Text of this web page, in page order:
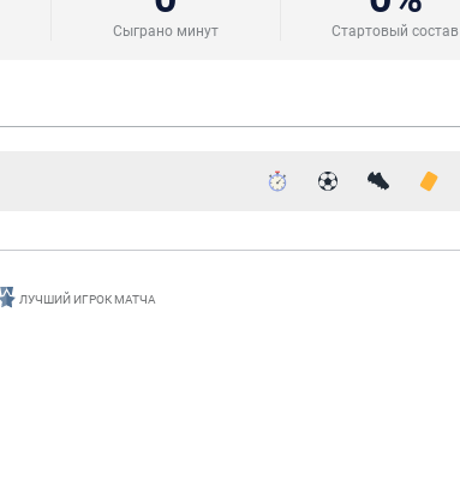
Сыграно минут Стартовый состав
ЛУЧШИЙ ИГРОК МАТЧА